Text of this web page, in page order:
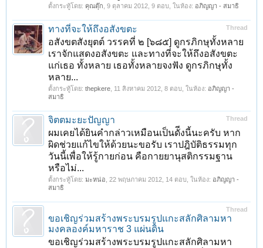
ตั้งกระทู้โดย: คุณตุ๊ก 9 ตุลาคม 2012 , 9 ตอบ, ในห้อง: อภิญญา - สมาธิ
Thread
ทางที่จะให้ถึงอสังขตะ
อสังขตสังยุตต์ วรรคที่ ๒ [๖๘๕] ดูกรภิกษุทั้งหลาย
เราจักแสดงอสังขตะ และทางที่จะให้ถึงอสังขตะ
แก่เธอ ทั้งหลาย เธอทั้งหลายจงฟัง ดูกรภิกษุทั้ง
หลาย...
ตั้งกระทู้โดย: thepkere 11 สิงหาคม 2012 , 8 ตอบ, ในห้อง: อภิญญา -
สมาธิ
Thread
จิตตมะยะปัญญา
ผมเคยได้ยินคำกล่าวเหมือนเป็นดัีงนี้นะครับ หาก
ผิดช่วยแก้ไขให้ด้วยนะขอรับ เราปฎิบัติธรรมทุก
วันนี้เพื่อให้รู้กายก่อน คือกายยานุสติกรรมฐาน
หรือไม่...
ตั้งกระทู้โดย: มะหน่อ 22 พฤษภาคม 2012 , 14 ตอบ, ในห้อง: อภิญญา -
สมาธิ
Thread
ขอเชิญร่วมสร้างพระบรมรูปแกะสลักศิลามหา
มงคลองค์มหาราช 3 แผ่นดิน
ขอเชิญร่วมสร้างพระบรมรูปแกะสลักศิลามหา